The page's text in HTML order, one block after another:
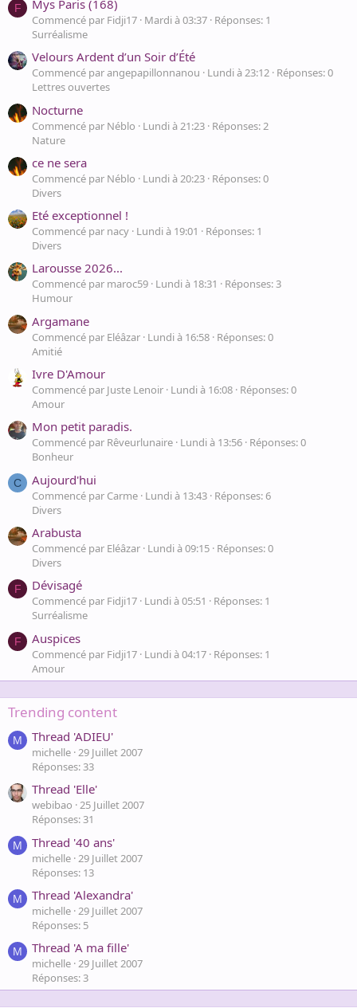
F Mys Paris (168)
Commencé par Fidji17 Mardi à 03:37 Réponses: 1
Surréalisme
Velours Ardent d’un Soir d’Été
Commencé par angepapillonnanou Lundi à 23:12 Réponses: 0
Lettres ouvertes
Nocturne
Commencé par Néblo Lundi à 21:23 Réponses: 2
Nature
ce ne sera
Commencé par Néblo Lundi à 20:23 Réponses: 0
Divers
Eté exceptionnel !
Commencé par nacy Lundi à 19:01
Réponses: 1
Divers
Larousse 2026...
Commencé par maroc59 Lundi à 18:31
Réponses: 3
Humour
Argamane
Commencé par Eléâzar Lundi à 16:58 Réponses: 0
Amitié
Ivre D'Amour
Commencé par Juste Lenoir Lundi à 16:08 Réponses: 0
Amour
Mon petit paradis.
Commencé par Rêveurlunaire Lundi à 13:56 Réponses: 0
Bonheur
C Aujourd'hui
Commencé par Carme Lundi à 13:43 Réponses: 6
Divers
Arabusta
Commencé par Eléâzar Lundi à 09:15 Réponses: 0
Divers
F Dévisagé
Commencé par Fidji17 Lundi à 05:51
Réponses: 1
Surréalisme
F Auspices
Commencé par Fidji17 Lundi à 04:17 Réponses: 1
Amour
Trending content
M Thread 'ADIEU'
michelle 29 Juillet 2007
Réponses: 33
Thread 'Elle'
webibao 25 Juillet 2007
Réponses: 31
M Thread '40 ans'
michelle 29 Juillet 2007
Réponses: 13
M Thread 'Alexandra'
michelle 29 Juillet 2007
Réponses: 5
M Thread 'A ma fille'
michelle 29 Juillet 2007
Réponses: 3